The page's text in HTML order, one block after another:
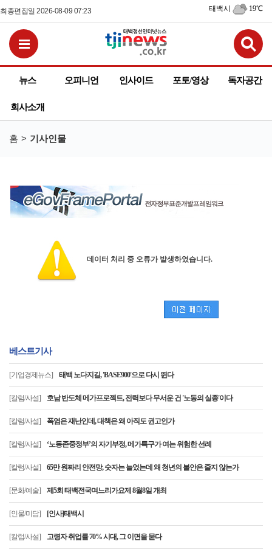
최종편집일 2026-08-09 07:23 태백시 19℃
뉴스 오피니언 인사이드 포토/영상 독자공간
회사소개
홈 기사인물
데이터 처리 중 오류가 발생하였습니다.
베스트기사
[기업경제뉴스] 태백 노다지길, 'BASE900'으로 다시 뛴다
[칼럼/사설] 호남 반도체 메가프로젝트, 전력보다 무서운 건 '노동의 실종'이다
[칼럼/사설] 폭염은 재난인데, 대책은 왜 아직도 권고인가
[칼럼/사설] ‘노동존중정부’의 자기부정, 메가특구가 여는 위험한 선례
[칼럼/사설] 65만 원짜리 안전망, 숫자는 늘었는데 왜 청년의 불안은 줄지 않는가
[문화/예술] 제5회 태백전국며느리가요제 8월8일 개최
[인물/미담] [인사]태백시
[칼럼/사설] 고령자 취업률 70% 시대, 그 이면을 묻다